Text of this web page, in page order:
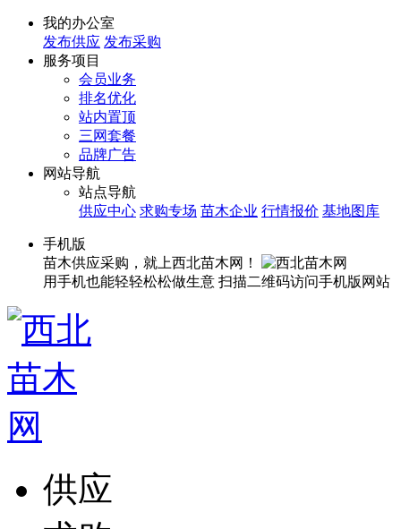
我的办公室
发布供应 发布采购
服务项目
会员业务
排名优化
站内置顶
三网套餐
品牌广告
网站导航
站点导航
供应中心 求购专场 苗木企业 行情报价 基地图库
手机版
苗木供应采购，就上西北苗木网！
用手机也能轻轻松松做生意 扫描二维码访问手机版网站
供应